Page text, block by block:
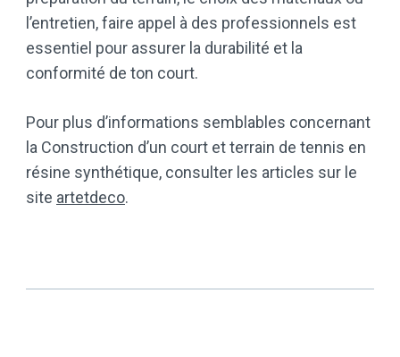
l’entretien, faire appel à des professionnels est
essentiel pour assurer la durabilité et la
conformité de ton court.
Pour plus d’informations semblables concernant
la Construction d’un court et terrain de tennis en
résine synthétique, consulter les articles sur le
site artetdeco.